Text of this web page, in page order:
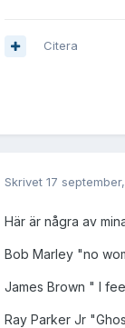
Citera
Skrivet 17
Här är några av
Bob Marley "no
James Brown " I
Ray Parker Jr